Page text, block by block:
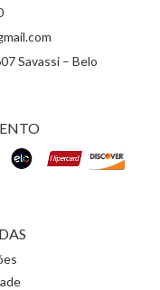
Savassi – Belo